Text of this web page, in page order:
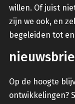
willen. Of juist
zijn we ook, en
begeleiden tot
Op de hoogte
ontwikkelingen?